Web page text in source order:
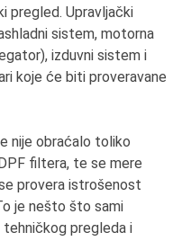
pregled. Upravljački
sistem, motorna
izduvni sistem i
koje će biti proveravane
nije obraćalo toliko
filtera, te se mere
provera istrošenost
je nešto što sami
pregleda i